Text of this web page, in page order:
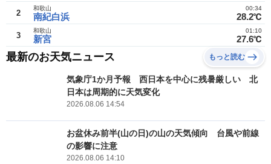
2 南紀白浜
和歌山
28.2℃
00:34
3 新宮
和歌山
27.6℃
01:10
最新のお天気ニュース もっと読む
気象庁1か月予報 西日本を中心に残暑厳しい 北
日本は周期的に天気変化
2026.08.06 14:54
お盆休み前半(山の日)の山の天気傾向 台風や前線
の影響に注意
2026.08.06 14:10